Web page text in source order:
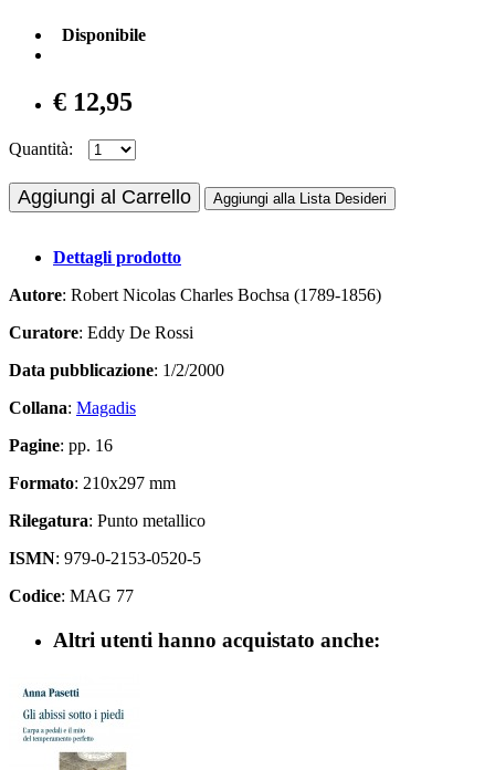
Disponibile
€ 12,95
Quantità:
Aggiungi al Carrello Aggiungi alla Lista Desideri
Dettagli prodotto
Autore: Robert Nicolas Charles Bochsa (1789-1856)
Curatore: Eddy De Rossi
Data pubblicazione: 1/2/2000
Collana: Magadis
Pagine: pp. 16
Formato: 210x297 mm
Rilegatura: Punto metallico
ISMN: 979-0-2153-0520-5
Codice: MAG 77
Altri utenti hanno acquistato anche: